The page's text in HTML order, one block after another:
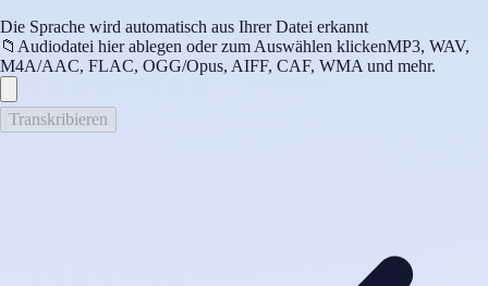
Die Sprache wird automatisch aus Ihrer Datei erkannt
📁 Audiodatei hier ablegen oder zum Auswählen klickenMP3, WAV,
M4A/AAC, FLAC, OGG/Opus, AIFF, CAF, WMA und mehr.
Transkribieren